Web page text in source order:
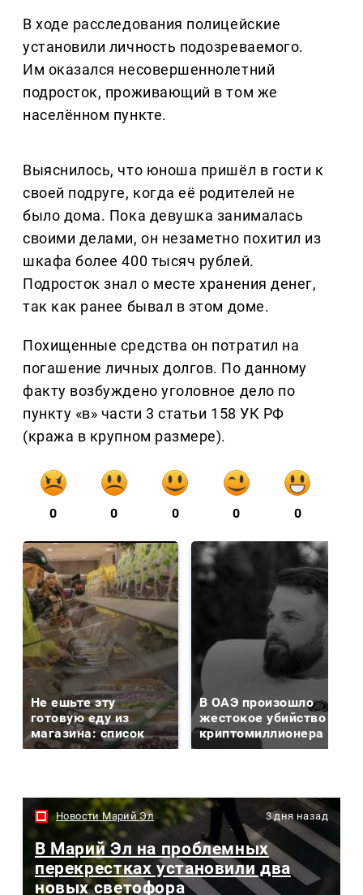
В ходе расследования полицейские
установили личность подозреваемого.
Им оказался несовершеннолетний
подросток, проживающий в том же
населённом пункте.
Выяснилось, что юноша пришёл в гости к
своей подруге, когда её родителей не
было дома. Пока девушка занималась
своими делами, он незаметно похитил из
шкафа более 400 тысяч рублей.
Подросток знал о месте хранения денег,
так как ранее бывал в этом доме.
Похищенные средства он потратил на
погашение личных долгов. По данному
факту возбуждено уголовное дело по
пункту «в» части 3 статьи 158 УК РФ
(кража в крупном размере).
0 0 0 0 0
Не ешьте эту
готовую еду из
магазина: список
В ОАЭ произошло
жестокое убийство
криптомиллионера
Новости Марий Эл 3 дня назад
В Марий Эл на проблемных
перекрестках установили два
новых светофора